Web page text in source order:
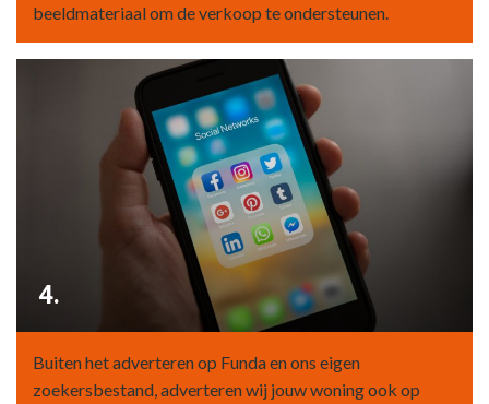
beeldmateriaal om de verkoop te ondersteunen.
4.
Buiten het adverteren op Funda en ons eigen
zoekersbestand, adverteren wij jouw woning ook op